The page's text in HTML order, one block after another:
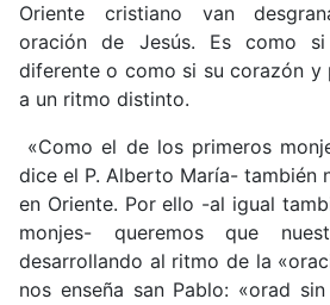
Oriente cristiano van
oración de Jesús. Es como
diferente o como si su corazón y
a un ritmo distinto.
«Como el de los primeros
dice el P. Alberto María- también
en Oriente. Por ello -al igual
monjes- queremos que
desarrollando al ritmo de la
nos enseña san Pablo: «orad